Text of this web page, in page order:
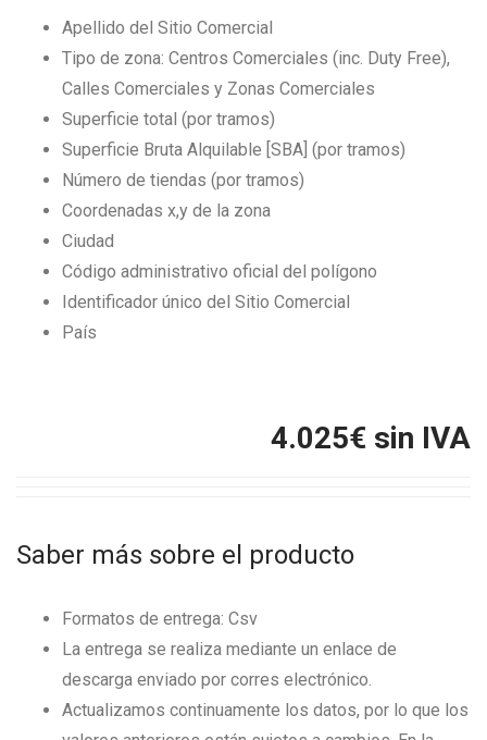
Apellido del Sitio Comercial
Tipo de zona: Centros Comerciales (inc. Duty Free),
Calles Comerciales y Zonas Comerciales
Superficie total (por tramos)
Superficie Bruta Alquilable [SBA] (por tramos)
Número de tiendas (por tramos)
Coordenadas x,y de la zona
Ciudad
Código administrativo oficial del polígono
Identificador único del Sitio Comercial
País
4.025€ sin IVA
Saber más sobre el producto
Formatos de entrega: Csv
La entrega se realiza mediante un enlace de
descarga enviado por corres electrónico.
Actualizamos continuamente los datos, por lo que los